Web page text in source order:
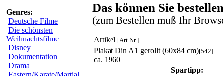
Genres:
Deutsche Filme
Die schönsten
Weihnachtsfilme
Disney
Dokumentation
Drama
Eastern/Karate/Martial
Das können Sie
(zum Bestellen muß Ihr
Artikel [Art.Nr.]
Plakat Din A1 gerollt (60x84 cm)[542]
ca. 1960
Spartipp: